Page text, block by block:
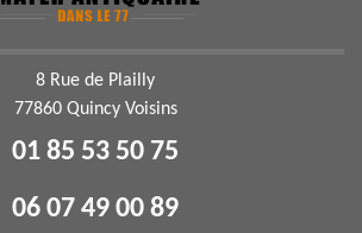
8 Rue de Plailly
77860 Quincy Voisins
01 85 53 50 75
06 07 49 00 89